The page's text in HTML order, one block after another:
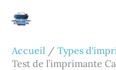
Accueil
Types
Test de l’imprimante
Rechercher